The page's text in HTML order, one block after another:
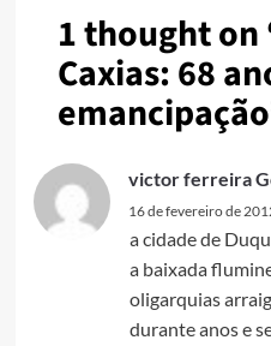
1 thought on
Caxias: 68
emancipação
victor ferreira
16 de fevereiro de
a cidade de
a baixada
oligarquias
durante anos e